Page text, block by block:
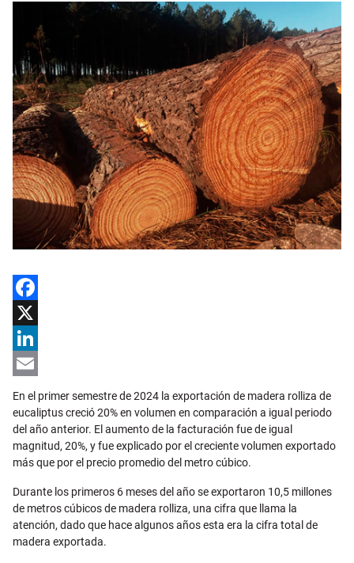
Facebook
X
LinkedIn
Email
En el primer semestre de 2024 la exportación de madera rolliza de
eucaliptus creció 20% en volumen en comparación a igual periodo
del año anterior. El aumento de la facturación fue de igual
magnitud, 20%, y fue explicado por el creciente volumen exportado
más que por el precio promedio del metro cúbico.
Durante los primeros 6 meses del año se exportaron 10,5 millones
de metros cúbicos de madera rolliza, una cifra que llama la
atención, dado que hace algunos años esta era la cifra total de
madera exportada.